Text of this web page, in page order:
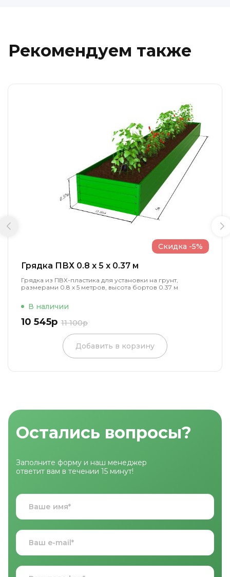
Рекомендуем также
Грядка ПВХ 0.8 x 5 x 0.37 м
Грядка из ПВХ-пластика для установки на грунт,
размерами 0.8 х 5 метров, высота бортов 0.37 м
В наличии
10 545р 11 100р
Скидка -5%
Добавить в корзину
Остались вопросы?
Заполните форму и наш менеджер
ответит вам в течении 15 минут!